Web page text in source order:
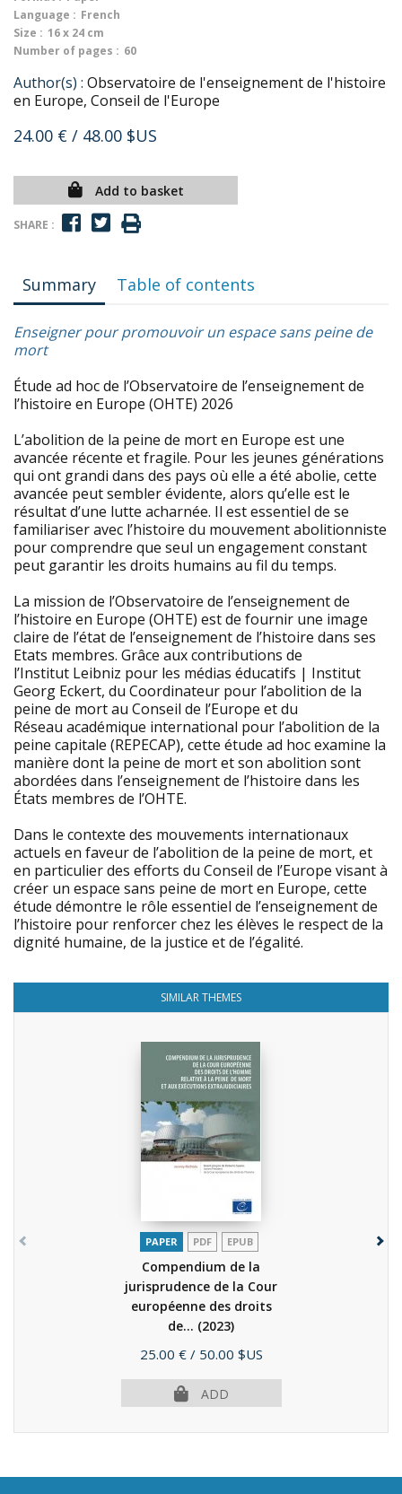
Language : French
Size : 16 x 24 cm
Number of pages : 60
Author(s) : Observatoire de l'enseignement de l'histoire
en Europe, Conseil de l'Europe
24.00 € / 48.00 $US
Add to basket
SHARE :
Summary Table of contents
Enseigner pour promouvoir un espace sans peine de
mort
Étude ad hoc de l’Observatoire de l’enseignement de
l’histoire en Europe (OHTE) 2026
L’abolition de la peine de mort en Europe est une
avancée récente et fragile. Pour les jeunes générations
qui ont grandi dans des pays où elle a été abolie, cette
avancée peut sembler évidente, alors qu’elle est le
résultat d’une lutte acharnée. Il est essentiel de se
familiariser avec l’histoire du mouvement abolitionniste
pour comprendre que seul un engagement constant
peut garantir les droits humains au fil du temps.
La mission de l’Observatoire de l’enseignement de
l’histoire en Europe (OHTE) est de fournir une image
claire de l’état de l’enseignement de l’histoire dans ses
Etats membres. Grâce aux contributions de
l’Institut Leibniz pour les médias éducatifs | Institut
Georg Eckert, du Coordinateur pour l’abolition de la
peine de mort au Conseil de l’Europe et du
Réseau académique international pour l’abolition de la
peine capitale (REPECAP), cette étude ad hoc examine la
manière dont la peine de mort et son abolition sont
abordées dans l’enseignement de l’histoire dans les
États membres de l’OHTE.
Dans le contexte des mouvements internationaux
actuels en faveur de l’abolition de la peine de mort, et
en particulier des efforts du Conseil de l’Europe visant à
créer un espace sans peine de mort en Europe, cette
étude démontre le rôle essentiel de l’enseignement de
l’histoire pour renforcer chez les élèves le respect de la
dignité humaine, de la justice et de l’égalité.
SIMILAR THEMES
PAPER PDF EPUB
Compendium de la
jurisprudence de la Cour
européenne des droits
de... (2023)
Price
25.00 € / 50.00 $US
ADD